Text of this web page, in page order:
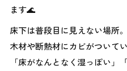
ます🌊
床下は普段目に見えない場所。
木材や断熱材にカビがついて
「床がなんとなく湿っぽい」